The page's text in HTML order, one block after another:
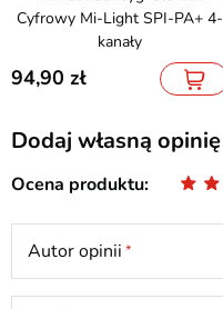
Cyfrowy Mi-Light SPI-PA+ 4-
kanały
94,90
Dodaj własną opinię
Ocena produktu
Autor opinii